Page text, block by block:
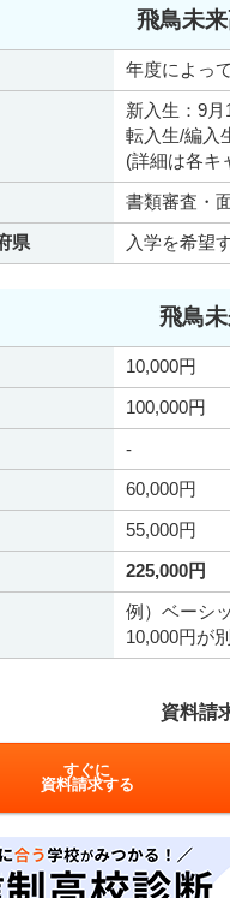
飛鳥未
年度によっ
新入生：9
転入生/編入
(詳細は各キ
書類審査・
県
入学を希望
飛鳥
10,000円
100,000円
-
60,000円
55,000円
225,000円
例）ベーシ
10,000円が
資料請
すぐに
資料請求する